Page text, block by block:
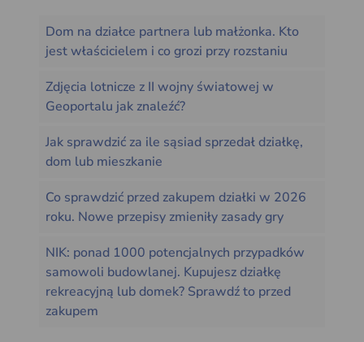
Dom na działce partnera lub małżonka. Kto
jest właścicielem i co grozi przy rozstaniu
Zdjęcia lotnicze z II wojny światowej w
Geoportalu jak znaleźć?
Jak sprawdzić za ile sąsiad sprzedał działkę,
dom lub mieszkanie
Co sprawdzić przed zakupem działki w 2026
roku. Nowe przepisy zmieniły zasady gry
NIK: ponad 1000 potencjalnych przypadków
samowoli budowlanej. Kupujesz działkę
rekreacyjną lub domek? Sprawdź to przed
zakupem